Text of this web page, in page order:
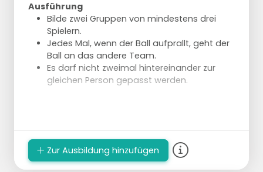
Ausführung
Bilde zwei Gruppen von mindestens drei
Spielern.
Jedes Mal, wenn der Ball aufprallt, geht der
Ball an das andere Team.
Es darf nicht zweimal hintereinander zur
gleichen Person gepasst werden.
Zur Ausbildung hinzufügen